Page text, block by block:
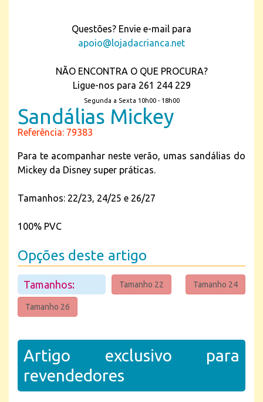
Questões? Envie e-mail para
apoio@lojadacrianca.net
NÃO ENCONTRA O QUE PROCURA?
Ligue-nos para 261 244 229
Segunda a Sexta 10h00 - 18h00
Sandálias Mickey
Referência: 79383
Para te acompanhar neste verão, umas sandálias do
Mickey da Disney super práticas.
Tamanhos: 22/23, 24/25 e 26/27
100% PVC
Opções deste artigo
Tamanhos: Tamanho 22 Tamanho 24
Tamanho 26
Artigo exclusivo para
revendedores